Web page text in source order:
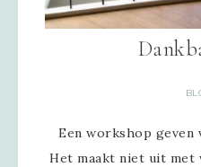
Een workshop geven
Het maakt niet uit met